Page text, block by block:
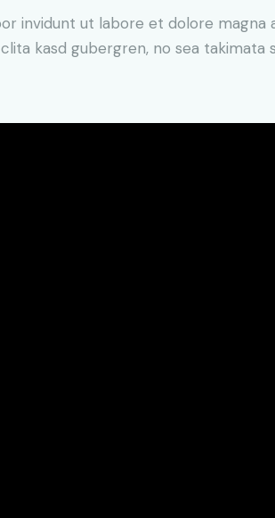
invidunt ut labore et dolore magna
kasd gubergren, no sea takimata